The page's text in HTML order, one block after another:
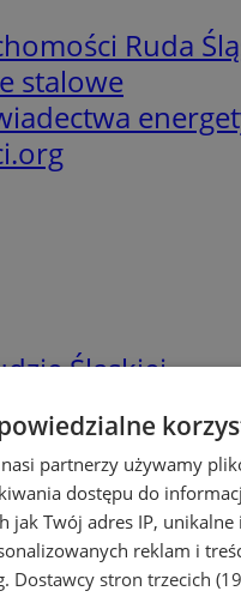
Ruda
stalowe
Śląskiej
partnerzy używamy
dostępu do
jak Twój adres IP,
reklam i
Dostawcy stron trzecich